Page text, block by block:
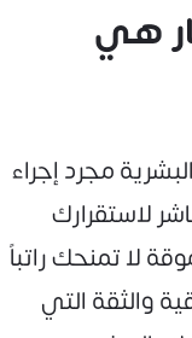
هي
مجرد إجراء
لاستقرارك
لا تمنحك راتباً
والثقة التي